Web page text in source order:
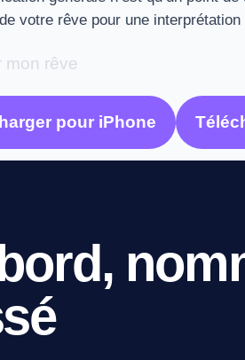
votre rêve pour une interprétation
mon rêve
pour iPhone